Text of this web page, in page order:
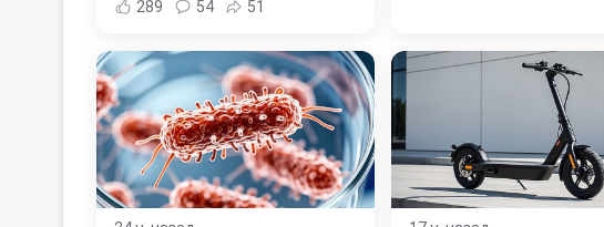
289 54 51